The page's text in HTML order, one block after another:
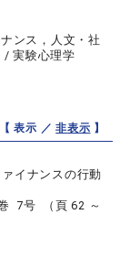
ンス，人文・社
/ 実験心理学
【 表示 ／非表示 】
イナンスの行動
7号 （頁 62 ～